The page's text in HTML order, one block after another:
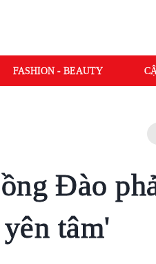
FASHION - BEAUTY
Đào
tâm'